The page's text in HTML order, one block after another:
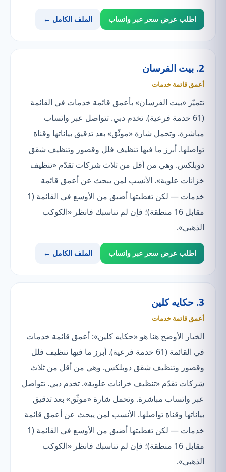
اطلب عرض سعر عبر واتساب الملف الكامل ←
2. بيت الفرسان
أعمق قائمة خدمات
تتميّز «بيت الفرسان» بأعمق قائمة خدمات في القائمة
(61 خدمة فرعية). تخدم دبي. تتواصل عبر واتساب
مباشرة. وتحمل شارة «موثّق» بعد تدقيق بياناتها وقناة
تواصلها. أبرز ما فيها تنظيف فلل وقصور وتنظيف شقق
دوبلكس. وهي من أقل من ثلاث شركات تقدّم «تنظيف
خزانات علوية». الأنسب لمن يبحث عن أعمق قائمة
خدمات — لكن تغطيتها أضيق من الأوسع في القائمة (1
مقابل 16 منطقة)؛ فإن لم تناسبك فانظر «الكوكب
الذهبي».
اطلب عرض سعر عبر واتساب الملف الكامل ←
3. حكايه كلين
أعمق قائمة خدمات
الخيار الأوضح هنا هو «حكايه كلين»: أعمق قائمة خدمات
في القائمة (61 خدمة فرعية). أبرز ما فيها تنظيف فلل
وقصور وتنظيف شقق دوبلكس. وهي من أقل من ثلاث
شركات تقدّم «تنظيف خزانات علوية». تخدم دبي. تتواصل
عبر واتساب مباشرة. وتحمل شارة «موثّق» بعد تدقيق
بياناتها وقناة تواصلها. الأنسب لمن يبحث عن أعمق قائمة
خدمات — لكن تغطيتها أضيق من الأوسع في القائمة (1
مقابل 16 منطقة)؛ فإن لم تناسبك فانظر «الكوكب
الذهبي».